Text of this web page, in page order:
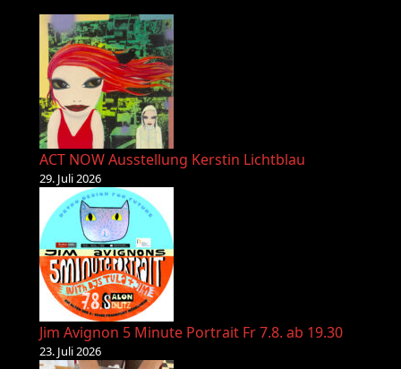
ACT NOW Ausstellung Kerstin Lichtblau
29. Juli 2026
Jim Avignon 5 Minute Portrait Fr 7.8. ab 19.30
23. Juli 2026